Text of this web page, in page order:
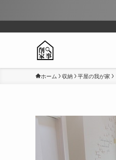
ホーム 収納 平屋の我が家